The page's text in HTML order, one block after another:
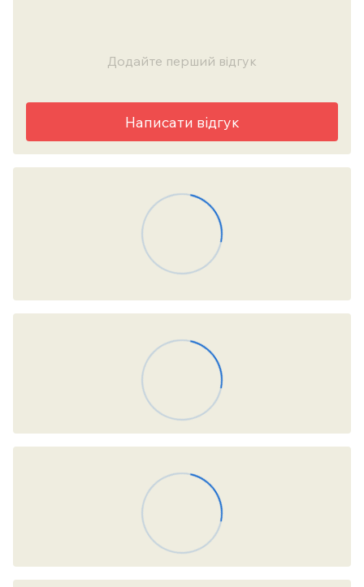
Додайте перший відгук
Написати відгук